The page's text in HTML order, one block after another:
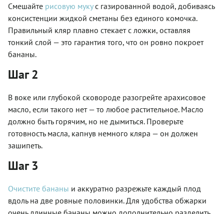
Смешайте рисовую мукус газированной водой, добиваясь
консистенции жидкой сметаны без единого комочка.
Правильный кляр плавно стекает с ложки, оставляя
тонкий слой — это гарантия того, что он ровно покроет
бананы.
Шаг 2
В воке или глубокой сковороде разогрейте арахисовое
масло, если такого нет — то любое растительное. Масло
должно быть горячим, но не дымиться. Проверьте
готовность масла, капнув немного кляра — он должен
зашипеть.
Шаг 3
Очистите бананы и аккуратно разрежьте каждый плод
вдоль на две ровные половинки. Для удобства обжарки